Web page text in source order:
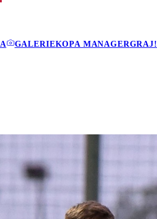
GALERIEKOPA MANAGERGRAJ!